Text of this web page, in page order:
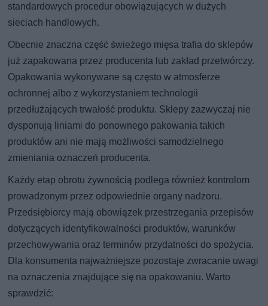
standardowych procedur obowiązujących w dużych
sieciach handlowych.
Obecnie znaczna część świeżego mięsa trafia do sklepów
już zapakowana przez producenta lub zakład przetwórczy.
Opakowania wykonywane są często w atmosferze
ochronnej albo z wykorzystaniem technologii
przedłużających trwałość produktu. Sklepy zazwyczaj nie
dysponują liniami do ponownego pakowania takich
produktów ani nie mają możliwości samodzielnego
zmieniania oznaczeń producenta.
Każdy etap obrotu żywnością podlega również kontrolom
prowadzonym przez odpowiednie organy nadzoru.
Przedsiębiorcy mają obowiązek przestrzegania przepisów
dotyczących identyfikowalności produktów, warunków
przechowywania oraz terminów przydatności do spożycia.
Dla konsumenta najważniejsze pozostaje zwracanie uwagi
na oznaczenia znajdujące się na opakowaniu. Warto
sprawdzić: